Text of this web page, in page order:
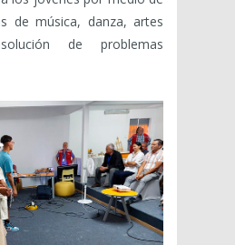
de música, danza, artes
de problemas